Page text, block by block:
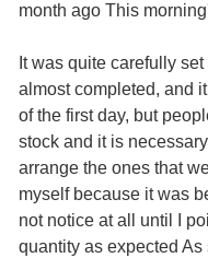
month ago This
It was quite carefully
almost completed, and
of the first day, but
stock and it is
arrange the ones that
myself because it was
not notice at all until I
quantity as expected